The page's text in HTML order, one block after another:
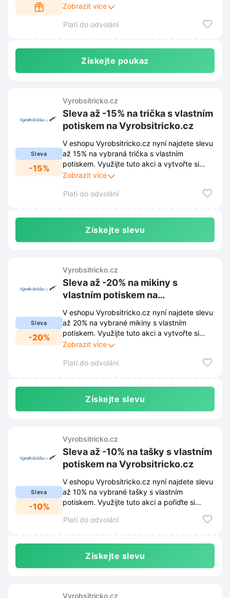
vybrat přesně to, co jim udělá radost.
Zobrazit více
Platí do odvolání
Získejte poukaz
Sleva
-15%
Vyrobsitricko.cz
Sleva až -15% na trička s vlastním
potiskem na Vyrobsitricko.cz
V eshopu Vyrobsitricko.cz nyní najdete slevu
až 15% na vybraná trička s vlastním
potiskem. Využijte tuto akci a vytvořte si
originální oblečení za výhodnější ceny.
Zobrazit více
Platí do odvolání
Získejte slevu
Sleva
-20%
Vyrobsitricko.cz
Sleva až -20% na mikiny s
vlastním potiskem na
Vyrobsitricko.cz
V eshopu Vyrobsitricko.cz nyní najdete slevu
až 20% na vybrané mikiny s vlastním
potiskem. Využijte tuto akci a vytvořte si
originální oblečení za výhodnější ceny.
Zobrazit více
Platí do odvolání
Získejte slevu
Sleva
-10%
Vyrobsitricko.cz
Sleva až -10% na tašky s vlastním
potiskem na Vyrobsitricko.cz
V eshopu Vyrobsitricko.cz nyní najdete slevu
až 10% na vybrané tašky s vlastním
potiskem. Využijte tuto akci a pořiďte si
Platí do odvolání
Získejte slevu
Vyrobsitricko.cz